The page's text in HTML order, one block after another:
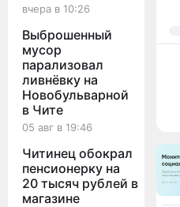
вчера в 10:26
Выброшенный
мусор
парализовал
ливнёвку на
Новобульварной
в Чите
05 авг в 19:46
Читинец обокрал
пенсионерку на
20 тысяч рублей в
магазине